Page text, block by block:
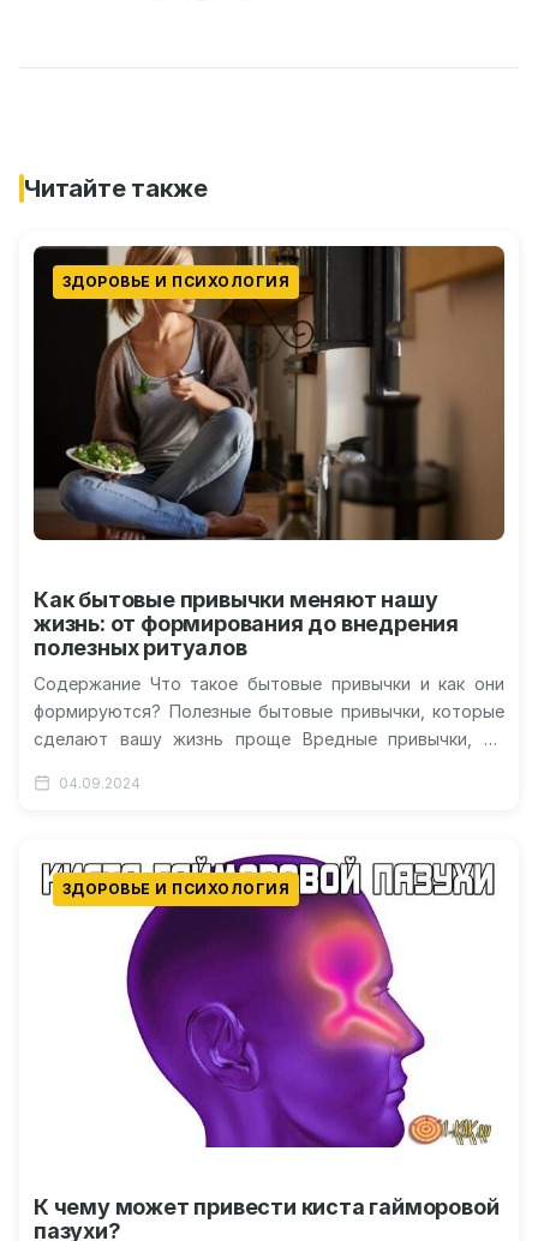
Читайте также
ЗДОРОВЬЕ И ПСИХОЛОГИЯ
Как бытовые привычки меняют нашу
жизнь: от формирования до внедрения
полезных ритуалов
Содержание Что такое бытовые привычки и как они
формируются? Полезные бытовые привычки, которые
сделают вашу жизнь проще Вредные привычки, от
04.09.2024
ЗДОРОВЬЕ И ПСИХОЛОГИЯ
К чему может привести киста гайморовой
пазухи?